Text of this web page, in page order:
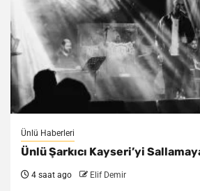
Ünlü Haberleri
Ünlü Şarkıcı Kayseri’yi
4 saat ago Elif Demir